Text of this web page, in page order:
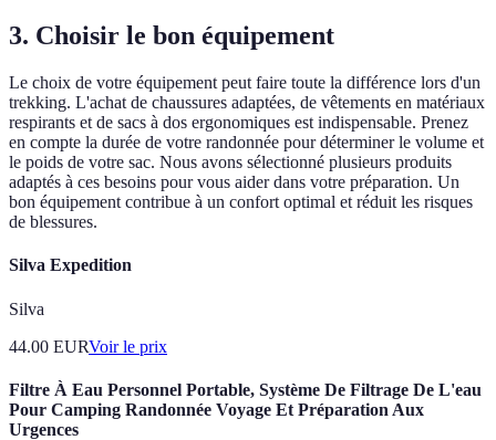
3. Choisir le bon équipement
Le choix de votre équipement peut faire toute la différence lors d'un
trekking. L'achat de chaussures adaptées, de vêtements en matériaux
respirants et de sacs à dos ergonomiques est indispensable. Prenez
en compte la durée de votre randonnée pour déterminer le volume et
le poids de votre sac. Nous avons sélectionné plusieurs produits
adaptés à ces besoins pour vous aider dans votre préparation. Un
bon équipement contribue à un confort optimal et réduit les risques
de blessures.
Silva Expedition
Silva
44.00 EURVoir le prix
Filtre À Eau Personnel Portable, Système De Filtrage De L'eau
Pour Camping Randonnée Voyage Et Préparation Aux
Urgences